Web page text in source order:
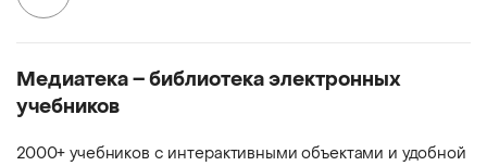
Медиатека – библиотека электронных
учебников
2000+ учебников с интерактивными объектами и удобной